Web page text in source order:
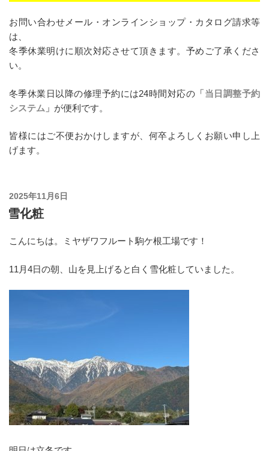
お問い合わせメール・オンラインショップ・カタログ請求等
は、
冬季休業明けに順次対応させて頂きます。予めご了承くださ
い。
冬季休業日以降の修理予約には24時間対応の 「当日調整予約
システム」 が便利です。
皆様にはご不便おかけしますが、何卒よろしくお願い申し上
げます。
投
稿
2025年11月6日
雪化粧
こんにちは。ミヤザワフルート駒ケ根工場です！
11月4日の朝、山を見上げると白く雪化粧していました。